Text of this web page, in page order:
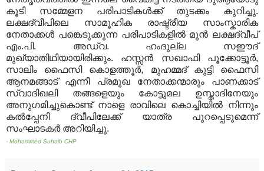
കൂടി സമ്മേളന പരിപാടികള്‍ക്ക് തുടക്കം കുറിച്ചു.
ലക്ഷദ്വീപിലെ സാമൂഹിക രാഷ്ട്രീയ സാംസ്കാരിക
നേതാക്കള്‍ പങ്കെടുക്കുന്ന പരിപാടികളില്‍ മുന്‍ ലക്ഷദ്വീപ്
എം.പി. അഡ്വ. ഹംദുല്ല സഈദ്
മുഖ്യാതിഥിയായിരിക്കും. ഹസ്സന്‍ സഖാഫി പൂക്കോട്ടൂര്‍,
സാലിം ഫൈസി കൊളത്തൂര്‍, മുഹമ്മദ് കുട്ടി ഫൈസി
ആനമങ്ങാട് എന്നീ പ്രമുഖ നേതാക്കന്മാരും പാണക്കാട്
സ്വാദിഖലി തങ്ങളെയും കോട്ടുമല ഉസ്താദിനേയും
അനുഗമിച്ചുകൊണ്ട് നാളെ രാവിലെ കൊച്ചിയില്‍ നിന്നും
കല്‍പ്പേനി ദ്വീപിലേക്ക് യാത്ര പുറപ്പെടുമെന്ന്
സംഘാടകര്‍ അറിയിച്ചു.
- Mohammed Suhaib CHP